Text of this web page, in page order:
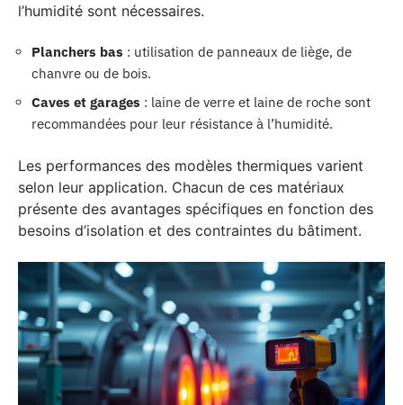
l’humidité sont nécessaires.
Planchers bas : utilisation de panneaux de liège, de
chanvre ou de bois.
Caves et garages : laine de verre et laine de roche sont
recommandées pour leur résistance à l’humidité.
Les performances des modèles thermiques varient
selon leur application. Chacun de ces matériaux
présente des avantages spécifiques en fonction des
besoins d’isolation et des contraintes du bâtiment.